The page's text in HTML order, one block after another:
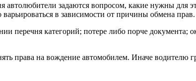
задаются вопросом, какие нужны для
в зависимости от причины обмена прав.
перечня категорий; потере либо порче документа;
права на вождение автомобилем. Иначе водителю